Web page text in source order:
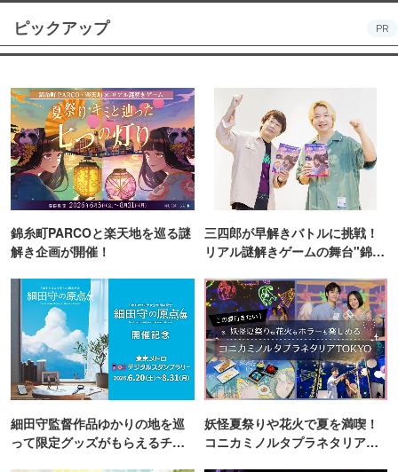
ピックアップ PR
錦糸町PARCOと楽天地を巡る謎
解き企画が開催！
三四郎が早解きバトルに挑戦！
リアル謎解きゲームの舞台"錦糸
細田守監督作品ゆかりの地を巡
って限定グッズがもらえるチャ
妖怪夏祭りや花火で夏を満喫！
コニカミノルタプラネタリア